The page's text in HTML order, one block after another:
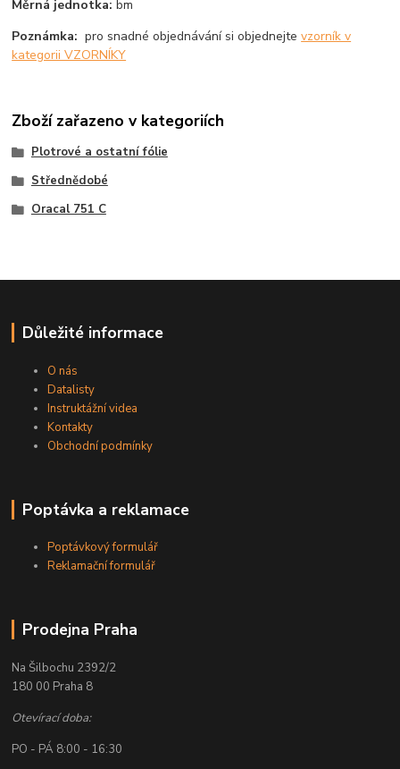
Měrná jednotka: bm
Poznámka: pro snadné objednávání si objednejtevzorník v
kategorii VZORNÍKY
Zboží zařazeno v kategoriích
Plotrové a ostatní fólie
Střednědobé
Oracal 751 C
Důležité informace
O nás
Datalisty
Instruktážní videa
Kontakty
Obchodní podmínky
Poptávka a reklamace
Poptávkový formulář
Reklamační formulář
Prodejna Praha
Na Šilbochu 2392/2
180 00 Praha 8
Otevírací doba:
PO - PÁ 8:00 - 16:30